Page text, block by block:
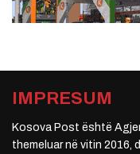
IMPRESUM
Kosova Post është
themeluar në vitin 2016,